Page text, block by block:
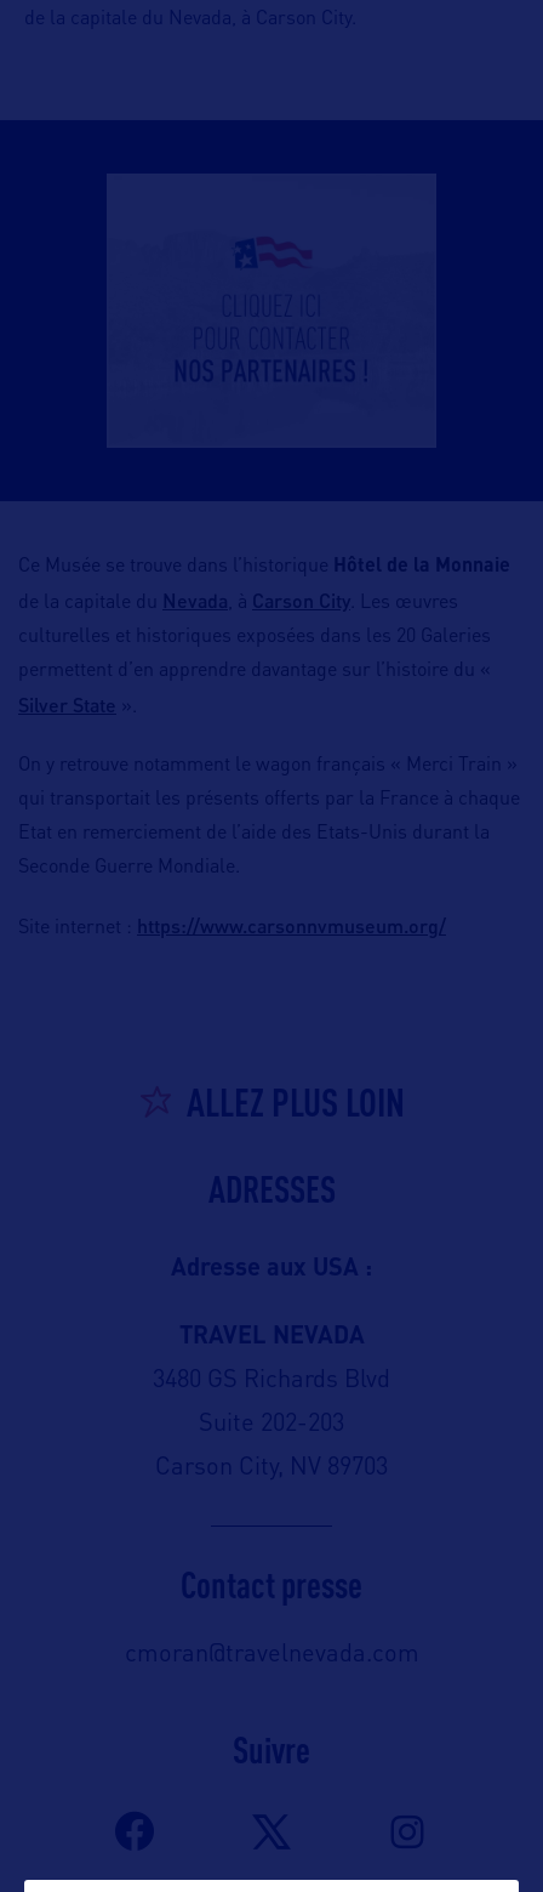
de la capitale du Nevada, à Carson City.
Ce Musée se trouve dans l’historique Hôtel de la Mon­naie
de la capitale du Nevada , à Carson City . Les œuvres
culturelles et historiques exposées dans les 20 Galeries
permettent d’en apprendre davantage sur l’histoire du «
Silver State ».
On y retrouve notamment le wagon français « Merci Train »
qui transportait les présents offerts par la France à chaque
Etat en remerciement de l’aide des Etats-Unis durant la
Seconde Guerre Mondiale.
Site internet : https://www.carsonnvmuseum.org/
ALLEZ PLUS LOIN
ADRESSES
Adresse aux USA :
TRAVEL NEVADA
3480 GS Richards Blvd
Suite 202-203
Carson City, NV 89703
Contact presse
cmoran@travelnevada.com
Suivre